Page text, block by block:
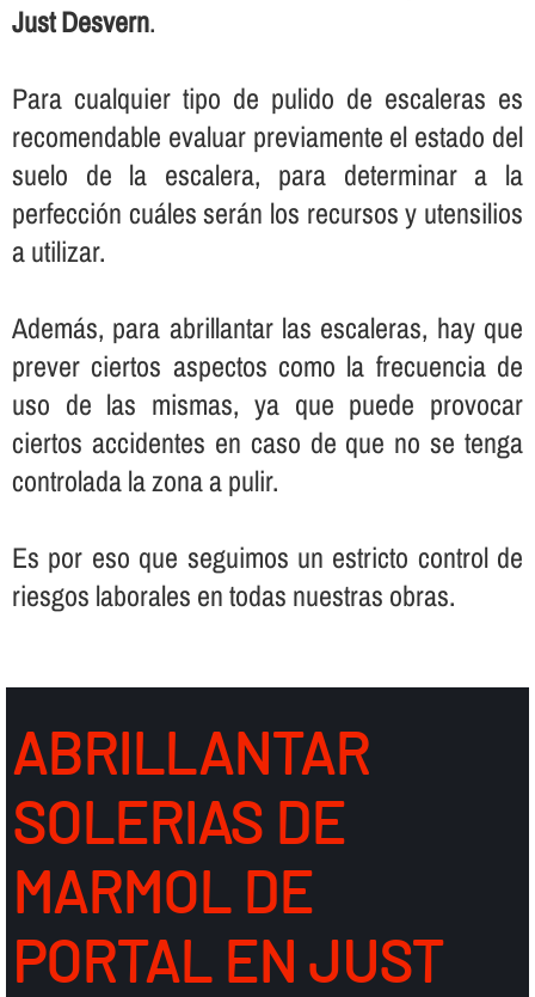
Just Desvern.
Para cualquier tipo de pulido de escaleras es
recomendable evaluar previamente el estado del
suelo de la escalera, para determinar a la
perfección cuáles serán los recursos y utensilios
a utilizar.
Además, para abrillantar las escaleras, hay que
prever ciertos aspectos como la frecuencia de
uso de las mismas, ya que puede provocar
ciertos accidentes en caso de que no se tenga
controlada la zona a pulir.
Es por eso que seguimos un estricto control de
riesgos laborales en todas nuestras obras.
ABRILLANTAR
SOLERIAS DE
MARMOL DE
PORTAL EN JUST